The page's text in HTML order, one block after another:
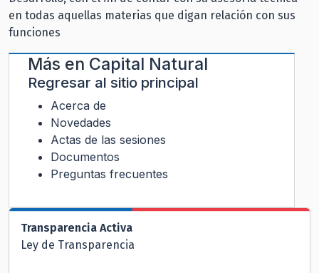
en todas aquellas materias que digan relación con sus
funciones
Más en Capital Natural
Regresar al sitio principal
Acerca de
Novedades
Actas de las sesiones
Documentos
Preguntas frecuentes
Transparencia Activa
Ley de Transparencia